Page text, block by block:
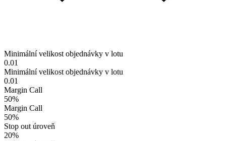
Minimální velikost objednávky v lotu
0.01
Minimální velikost objednávky v lotu
0.01
Margin Call
50%
Margin Call
50%
Stop out úroveň
20%